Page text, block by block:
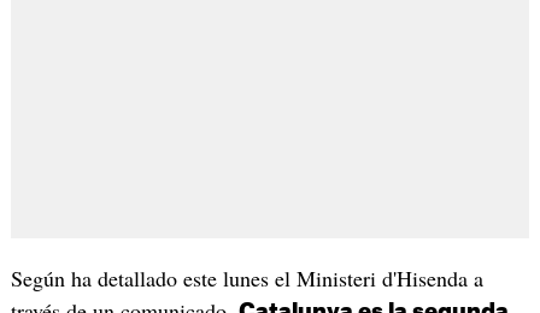
Según ha detallado este lunes el Ministeri d'Hisenda a